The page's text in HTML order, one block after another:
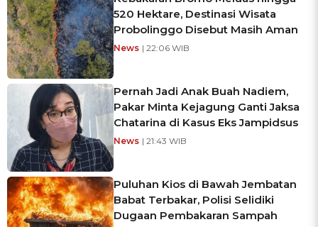
520 Hektare, Destinasi Wisata
Probolinggo Disebut Masih Aman
News | 22:06 WIB
Pernah Jadi Anak Buah Nadiem,
Pakar Minta Kejagung Ganti Jaksa
Chatarina di Kasus Eks Jampidsus
News | 21:43 WIB
Puluhan Kios di Bawah Jembatan
Babat Terbakar, Polisi Selidiki
Dugaan Pembakaran Sampah